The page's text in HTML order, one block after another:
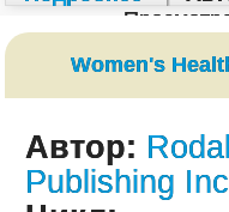
Women's
Автор:
Publishing